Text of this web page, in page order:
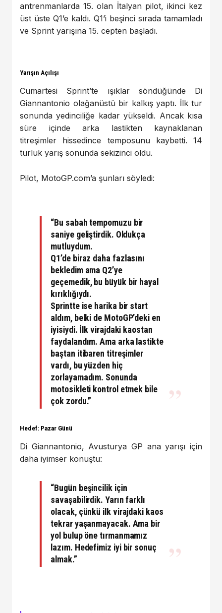
antrenmanlarda 15. olan İtalyan pilot, ikinci kez
üst üste Q1’e kaldı. Q1’i beşinci sırada tamamladı
ve Sprint yarışına 15. cepten başladı.
Yarışın Açılışı
Cumartesi Sprint’te ışıklar söndüğünde Di
Giannantonio olağanüstü bir kalkış yaptı. İlk tur
sonunda yedinciliğe kadar yükseldi. Ancak kısa
süre içinde arka lastikten kaynaklanan
titreşimler hissedince temposunu kaybetti. 14
turluk yarış sonunda sekizinci oldu.
Pilot, MotoGP.com’a şunları söyledi:
“Bu sabah tempomuzu bir
saniye geliştirdik. Oldukça
mutluydum.
Q1’de biraz daha fazlasını
bekledim ama Q2’ye
geçemedik, bu büyük bir hayal
kırıklığıydı.
Sprintte ise harika bir start
aldım, belki de MotoGP’deki en
iyisiydi. İlk virajdaki kaostan
faydalandım. Ama arka lastikte
baştan itibaren titreşimler
vardı, bu yüzden hiç
zorlayamadım. Sonunda
motosikleti kontrol etmek bile
çok zordu.”
Hedef: Pazar Günü
Di Giannantonio, Avusturya GP ana yarışı için
daha iyimser konuştu:
“Bugün beşincilik için
savaşabilirdik. Yarın farklı
olacak, çünkü ilk virajdaki kaos
tekrar yaşanmayacak. Ama bir
yol bulup öne tırmanmamız
lazım. Hedefimiz iyi bir sonuç
almak.”